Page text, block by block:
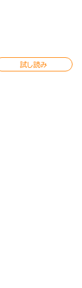
試し読み